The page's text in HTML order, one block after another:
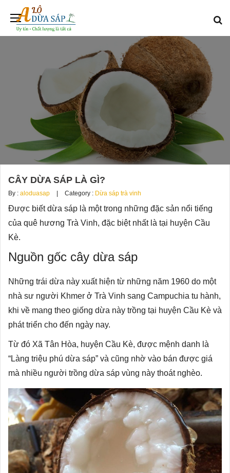
CÂY DỪA SÁP LÀ GÌ?
By : aloduasap Category : Dừa sáp trà vinh
Được biết dừa sáp là một trong những đặc sản nổi tiếng
của quê hương Trà Vinh, đặc biệt nhất là tại huyện Cầu
Kè.
Nguồn gốc cây dừa sáp
Những trái dừa này xuất hiện từ những năm 1960 do một
nhà sư người Khmer ở Trà Vinh sang Campuchia tu hành,
khi về mang theo giống dừa này trồng tại huyện Cầu Kè và
phát triển cho đến ngày nay.
Từ đó Xã Tân Hòa, huyện Cầu Kè, được mệnh danh là
“Làng triệu phú dừa sáp” và cũng nhờ vào bán được giá
mà nhiều người trồng dừa sáp vùng này thoát nghèo.